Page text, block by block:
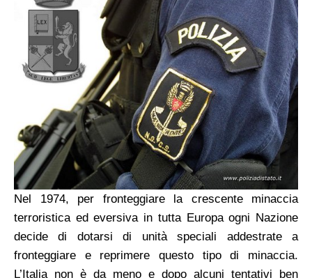
Nel 1974, per fronteggiare la crescente minaccia
terroristica ed eversiva in tutta Europa ogni Nazione
decide di dotarsi di unità speciali addestrate a
fronteggiare e reprimere questo tipo di minaccia.
L’Italia non è da meno e dopo alcuni tentativi ben